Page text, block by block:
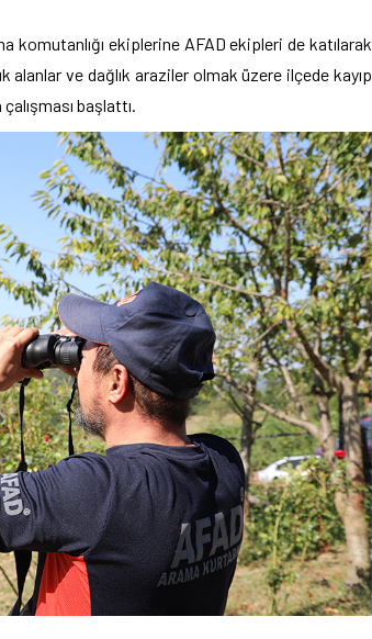
komutanlığı ekiplerine AFAD ekipleri de katılarak
ve dağlık araziler olmak üzere ilçede kayıp
başlattı.